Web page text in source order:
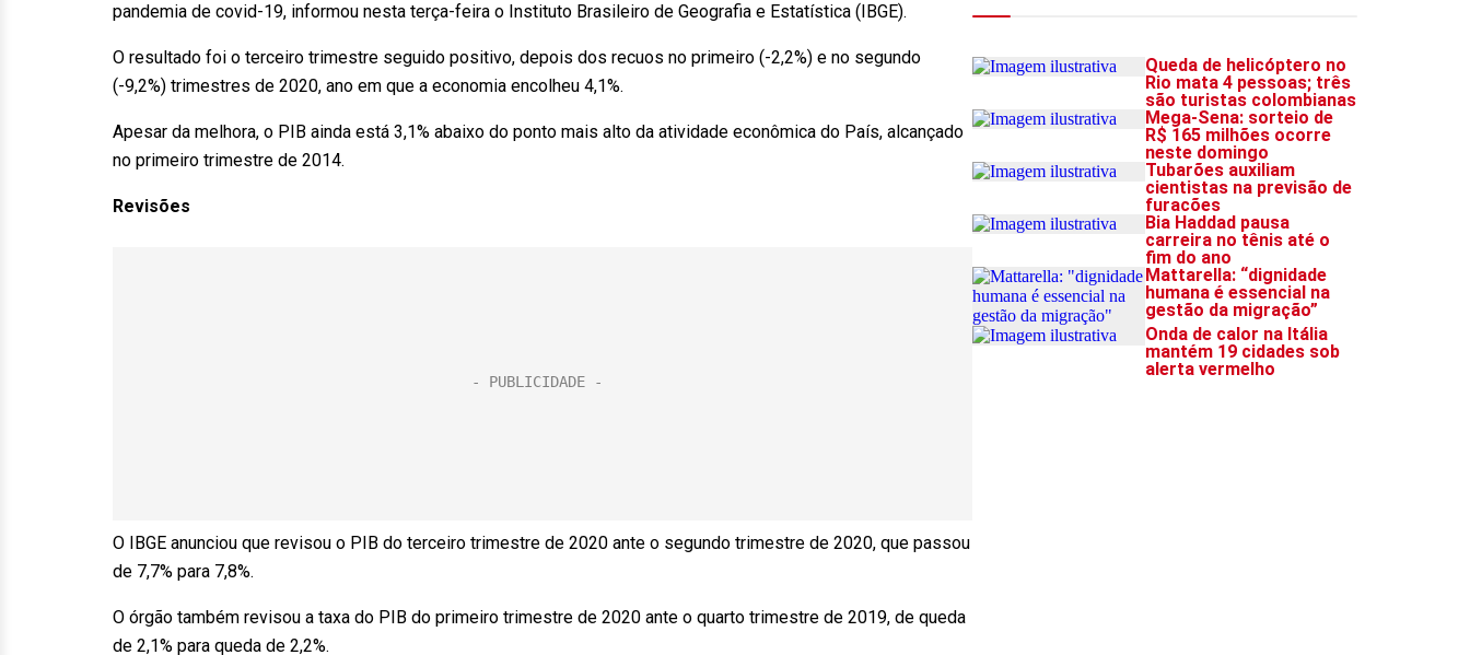
pandemia de covid-19, informou nesta terça-feira o Instituto Brasileiro de Geografia e Estatística (IBGE).
O resultado foi o terceiro trimestre seguido positivo, depois dos recuos no primeiro (-2,2%) e no segundo
(-9,2%) trimestres de 2020, ano em que a economia encolheu 4,1%.
Apesar da melhora, o PIB ainda está 3,1% abaixo do ponto mais alto da atividade econômica do País, alcançado
no primeiro trimestre de 2014.
Revisões
O IBGE anunciou que revisou o PIB do terceiro trimestre de 2020 ante o segundo trimestre de 2020, que passou
de 7,7% para 7,8%.
O órgão também revisou a taxa do PIB do primeiro trimestre de 2020 ante o quarto trimestre de 2019, de queda
de 2,1% para queda de 2,2%.